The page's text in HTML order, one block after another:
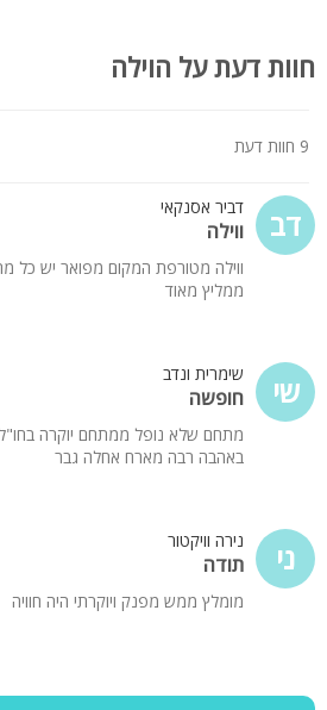
קהל יעד:
מתאים גם לשומרי שבת – פלטת שבת, מיחם
סולידיות, ואירוח מותאם לציבור הדתי
אורחים
תנאי ביטול:
חוות דעת על הוילה
9 חוות דעת
דב דביר אסנקאי
ווילה
ווילה מטורפת המקום מפואר יש כל
ממליץ מאוד
שי שימרית ונדב
חופשה
מתחם שלא נופל ממתחם יוקרה
באהבה רבה מארח אחלה גבר
ני נירה וויקטור
תודה
מומלץ ממש מפנק ויוקרתי היה חוויה